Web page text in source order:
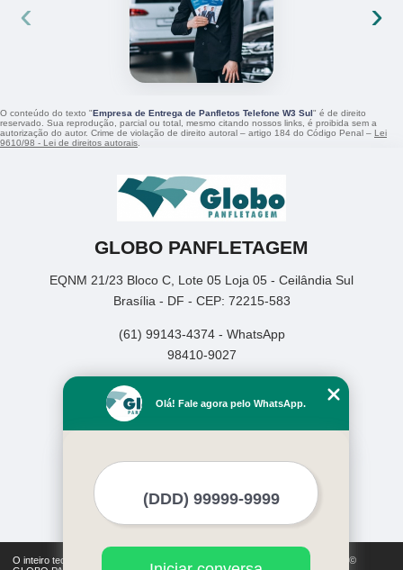
‹ ›
O conteúdo do texto "Empresa de Entrega de Panfletos Telefone W3 Sul" é de direito
reservado. Sua reprodução, parcial ou total, mesmo citando nossos links, é proibida sem a
autorização do autor. Crime de violação de direito autoral – artigo 184 do Código Penal – Lei
9610/98 - Lei de direitos autorais.
GLOBO PANFLETAGEM
EQNM 21/23 Bloco C, Lote 05 Loja 05 - Ceilândia Sul
Brasília - DF - CEP: 72215-583
(61) 99143-4374 - WhatsApp
98410-9027
Empresa
Missão
Mapa do site
O inteiro teor deste site está sujeito à proteção de direitos autorais. Copyright©
Olá! Fale agora pelo WhatsApp.